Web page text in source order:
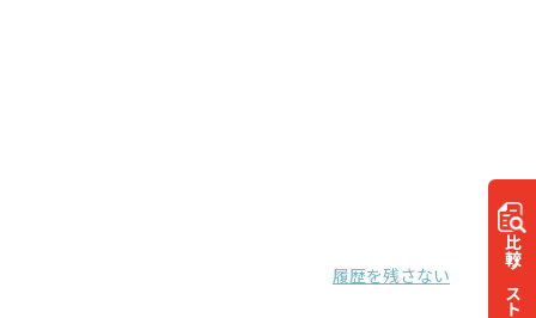
比較
リスト
履歴を残さない